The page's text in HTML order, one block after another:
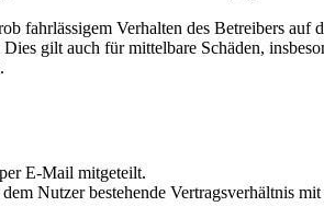
fahrlässigem Verhalten des Betreibers auf
gilt auch für mittelbare Schäden,
E-Mail mitgeteilt.
Nutzer bestehende Vertragsverhältnis